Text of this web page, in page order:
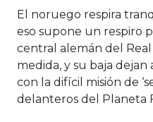
El noruego respira
eso supone un respiro
central alemán del
medida, y su baja dejan
con la difícil misión de
delanteros del Planeta